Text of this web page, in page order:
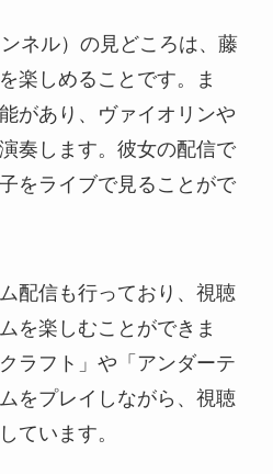
ネル）の見どころは、藤
楽しめることです。ま
があり、ヴァイオリンや
奏します。彼女の配信で
をライブで見ることがで
配信も行っており、視聴
を楽しむことができま
ラフト」や「アンダーテ
をプレイしながら、視聴
ています。